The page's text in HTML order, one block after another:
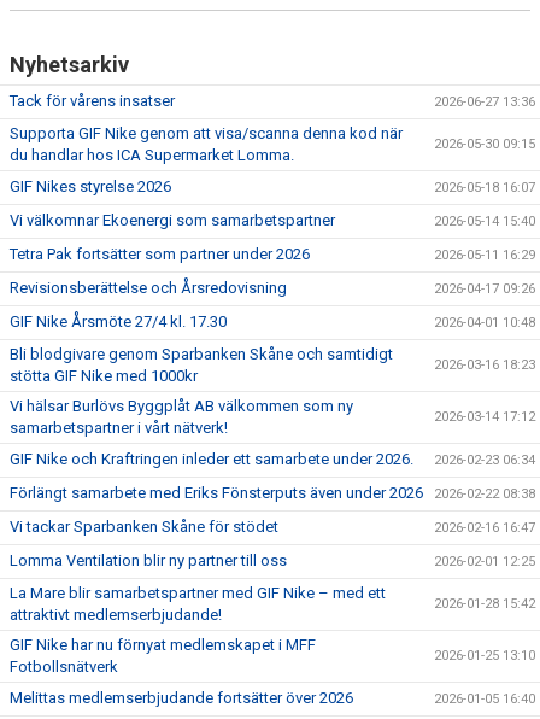
MÅLSÄTTNING
WEBSHOP
STIFTELSEN DUNROSS & CO
Nyhetsarkiv
Tack för vårens insatser 2026-06-27 13:36
Supporta GIF Nike genom att visa/scanna denna kod när
du handlar hos ICA Supermarket Lomma.
2026-05-30 09:15
GIF Nikes styrelse 2026 2026-05-18 16:07
Vi välkomnar Ekoenergi som samarbetspartner 2026-05-14 15:40
Tetra Pak fortsätter som partner under 2026 2026-05-11 16:29
Revisionsberättelse och Årsredovisning 2026-04-17 09:26
GIF Nike Årsmöte 27/4 kl. 17.30 2026-04-01 10:48
Bli blodgivare genom Sparbanken Skåne och samtidigt
stötta GIF Nike med 1000kr
2026-03-16 18:23
Vi hälsar Burlövs Byggplåt AB välkommen som ny
samarbetspartner i vårt nätverk!
2026-03-14 17:12
GIF Nike och Kraftringen inleder ett samarbete under 2026. 2026-02-23 06:34
Förlängt samarbete med Eriks Fönsterputs även under 2026 2026-02-22 08:38
Vi tackar Sparbanken Skåne för stödet 2026-02-16 16:47
Lomma Ventilation blir ny partner till oss 2026-02-01 12:25
La Mare blir samarbetspartner med GIF Nike – med ett
attraktivt medlemserbjudande!
2026-01-28 15:42
GIF Nike har nu förnyat medlemskapet i MFF
Fotbollsnätverk
2026-01-25 13:10
Melittas medlemserbjudande fortsätter över 2026 2026-01-05 16:40